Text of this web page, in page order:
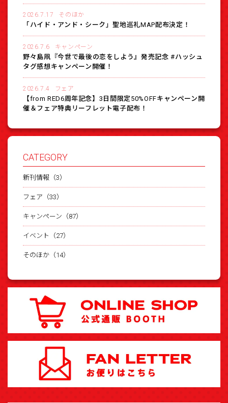
2026.7.17 そのほか
「ハイド・アンド・シーク」聖地巡礼MAP配布決定！
2026.7.6 キャンペーン
野々島凧『今世で最後の恋をしよう』発売記念 #ハッシュ
タグ感想キャンペーン開催！
2026.7.4 フェア
【from RED6周年記念】3日間限定50%OFFキャンペーン開
催＆フェア特典リーフレット電子配布！
CATEGORY
新刊情報（3）
フェア（33）
キャンペーン（87）
イベント（27）
そのほか（14）